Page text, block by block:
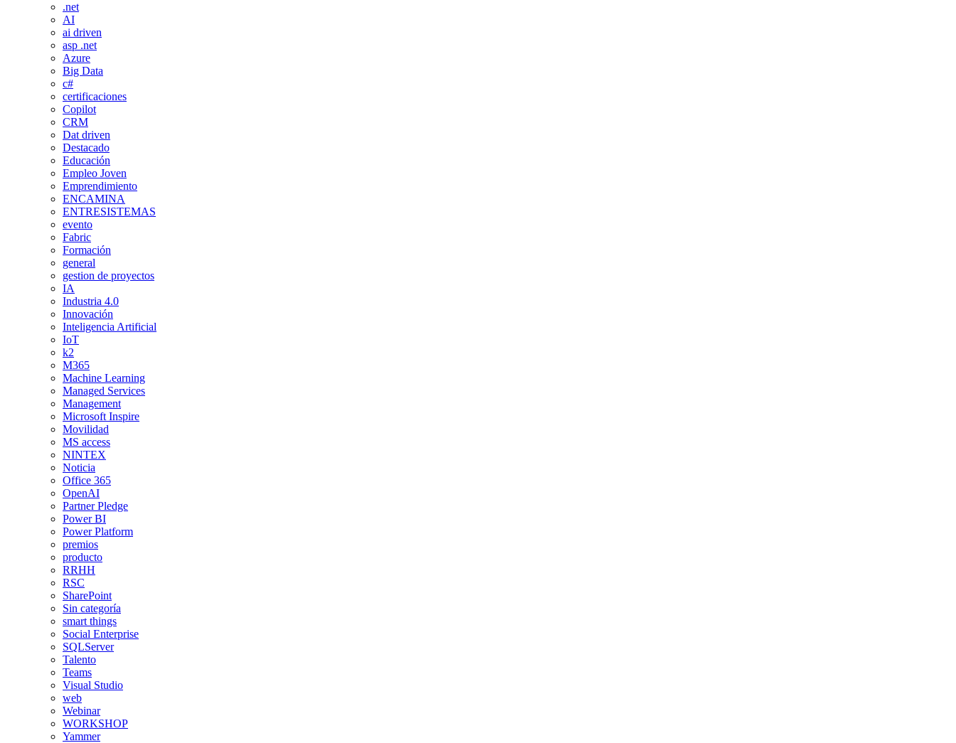
.net
AI
ai driven
asp .net
Azure
Big Data
c#
certificaciones
Copilot
CRM
Dat driven
Destacado
Educación
Empleo Joven
Emprendimiento
ENCAMINA
ENTRESISTEMAS
evento
Fabric
Formación
general
gestion de proyectos
IA
Industria 4.0
Innovación
Inteligencia Artificial
IoT
k2
M365
Machine Learning
Managed Services
Management
Microsoft Inspire
Movilidad
MS access
NINTEX
Noticia
Office 365
OpenAI
Partner Pledge
Power BI
Power Platform
premios
producto
RRHH
RSC
SharePoint
Sin categoría
smart things
Social Enterprise
SQLServer
Talento
Teams
Visual Studio
web
Webinar
WORKSHOP
Yammer